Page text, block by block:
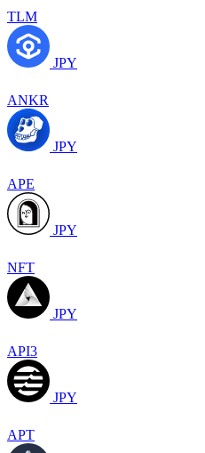
TLM
JPY
ANKR
JPY
APE
JPY
NFT
JPY
API3
JPY
APT